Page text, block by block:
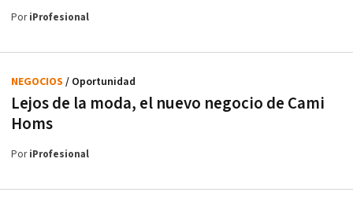
PoriProfesional
Lejos de la moda, el nuevo negocio de Cami
Homs
NEGOCIOS / Oportunidad
PoriProfesional